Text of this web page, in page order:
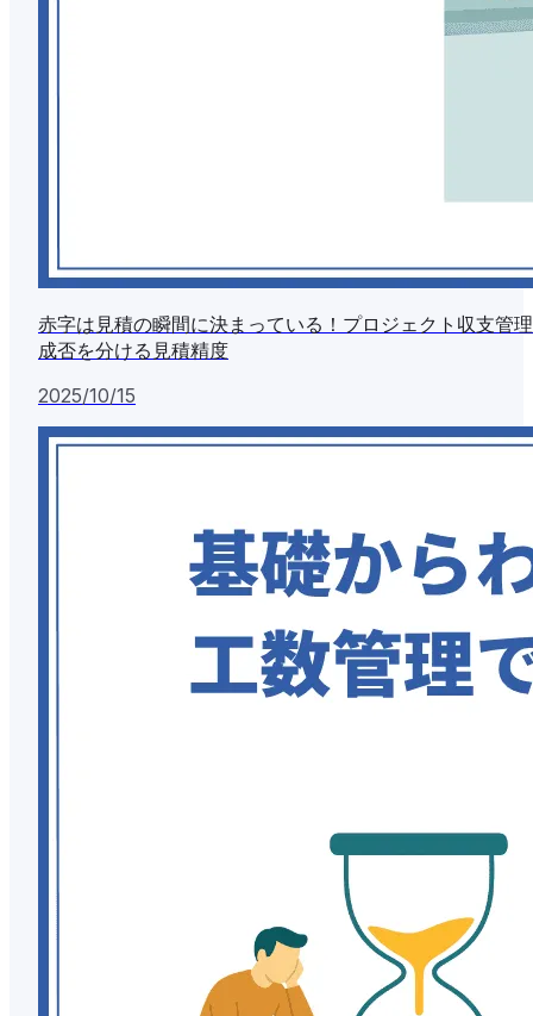
赤字は見積の瞬間に決まっている！プロジェクト収支管
成否を分ける見積精度
2025/10/15